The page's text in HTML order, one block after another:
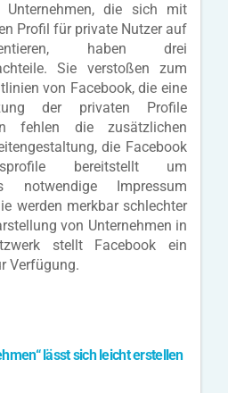
die sich mit
Profil für private Nutzer auf
haben drei
Sie verstoßen zum
von Facebook, die eine
der privaten Profile
fehlen die zusätzlichen
die Facebook
bereitstellt um
notwendige Impressum
werden merkbar schlechter
von Unternehmen in
stellt Facebook ein
Verfügung.
lässt sich leicht erstellen